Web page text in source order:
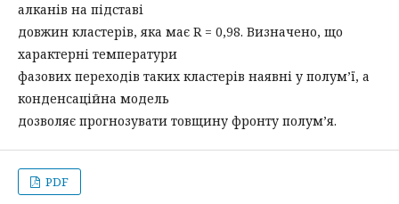
алканів на підставі
довжин кластерів, яка має R = 0,98. Визначено, що
характерні температури
фазових переходів таких кластерів наявні у полум’ї, а
конденсаційна модель
дозволяє прогнозувати товщину фронту полум’я.
PDF